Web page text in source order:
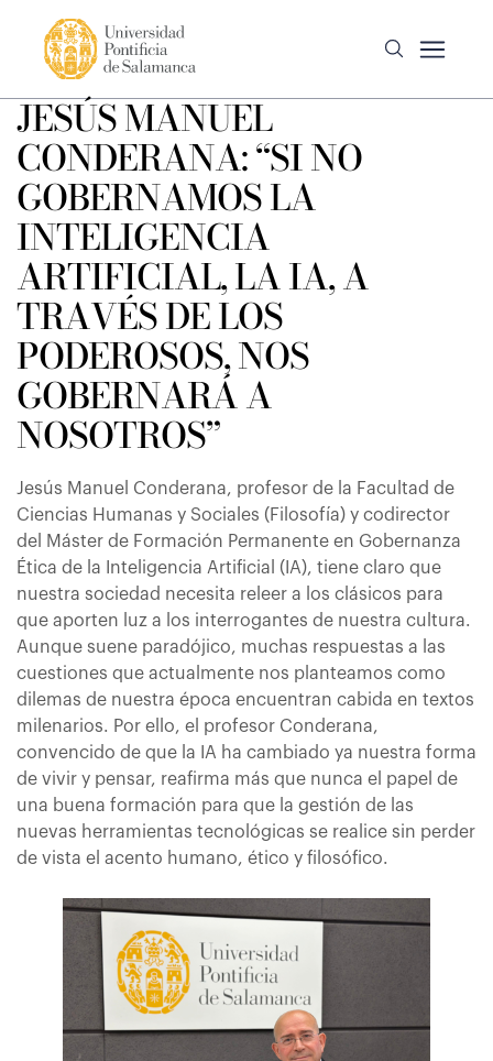
JESÚS MANUEL
CONDERANA: “SI NO
GOBERNAMOS LA
INTELIGENCIA
ARTIFICIAL, LA IA, A
TRAVÉS DE LOS
PODEROSOS, NOS
GOBERNARÁ A
NOSOTROS”
Jesús Manuel Conderana, profesor de la Facultad de
Ciencias Humanas y Sociales (Filosofía) y codirector
del Máster de Formación Permanente en Gobernanza
Ética de la Inteligencia Artificial (IA), tiene claro que
nuestra sociedad necesita releer a los clásicos para
que aporten luz a los interrogantes de nuestra cultura.
Aunque suene paradójico, muchas respuestas a las
cuestiones que actualmente nos planteamos como
dilemas de nuestra época encuentran cabida en textos
milenarios. Por ello, el profesor Conderana,
convencido de que la IA ha cambiado ya nuestra forma
de vivir y pensar, reafirma más que nunca el papel de
una buena formación para que la gestión de las
nuevas herramientas tecnológicas se realice sin perder
de vista el acento humano, ético y filosófico.